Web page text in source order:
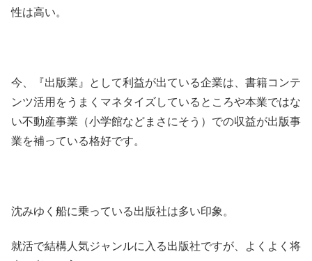
性は高い。
今、『出版業』として利益が出ている企業は、書籍コンテ
ンツ活用をうまくマネタイズしているところや本業ではな
い不動産事業（小学館などまさにそう）での収益が出版事
業を補っている格好です。
沈みゆく船に乗っている出版社は多い印象。
就活で結構人気ジャンルに入る出版社ですが、よくよく将